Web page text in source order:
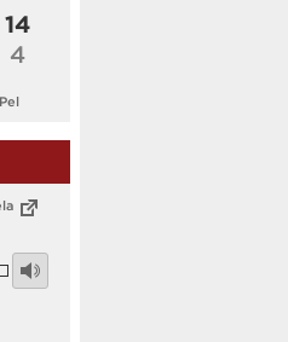
14
4